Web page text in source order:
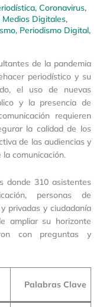
, Coronavirus,
Medios Digitales,
, Periodismo Digital,
de la pandemia
periodístico y su
el uso de nuevas
y la presencia de
requieren
la calidad de los
de las audiencias y
comunicación.
donde 310 asistentes
personas de
privadas y ciudadanía
ampliar su horizonte
con preguntas y
Palabras Clave